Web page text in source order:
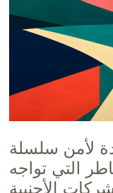
لأمن سلسلة
التي تواجه
الأجنبية